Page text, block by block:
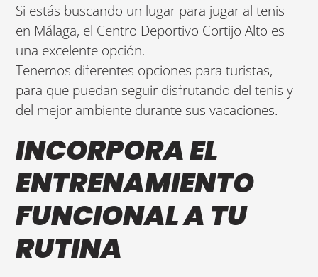
Si estás buscando un lugar para jugar al tenis
en Málaga, el Centro Deportivo Cortijo Alto es
una excelente opción.
Tenemos diferentes opciones para turistas,
para que puedan seguir disfrutando del tenis y
del mejor ambiente durante sus vacaciones.
INCORPORA EL
ENTRENAMIENTO
FUNCIONAL A TU
RUTINA